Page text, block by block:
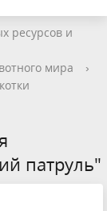
ресурсов и
мира
›
патруль"